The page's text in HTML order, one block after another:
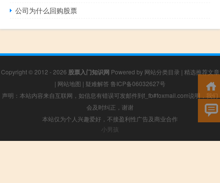
公司为什么回购股票
Copyright © 2012 - 2026 股票入门知识网 Powered by 网站分类目录 | 精选推荐文章
| 网站地图 | 疑难解答 鲁ICP备06032627号
声明：本站内容来自互联网，如信息有错误可发邮件到f_fb#foxmail.com说明，我们
会及时纠正，谢谢
本站仅为个人兴趣爱好，不接盈利性广告及商业合作
小男孩